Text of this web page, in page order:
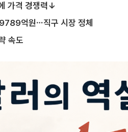
가격 경쟁력↓
억원⋯직구 시장 정체
속도